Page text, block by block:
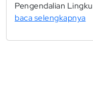
Pengendalian
baca selengkapnya